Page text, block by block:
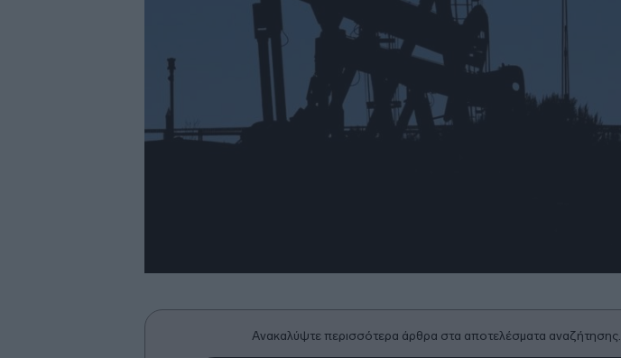
Ανακαλύψτε περισσότερα άρθρα στα αποτελέσματα αναζήτησης.